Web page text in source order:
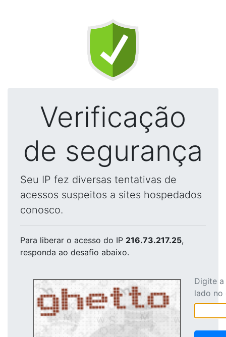
Verificação
de segurança
Seu IP fez diversas tentativas de
acessos suspeitos a sites hospedados
conosco.
Para liberar o acesso do IP 216.73.217.25,
responda ao desafio abaixo.
Digite
lado no